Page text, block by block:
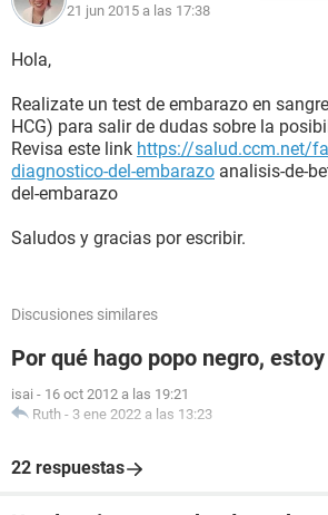
21 jun 2015 a las 17:38
Hola,
Realizate un test de embarazo en
HCG) para salir de dudas sobre la
Revisa este link https://salud.ccm.net/
diagnostico-del-embarazo analisis-de-
del-embarazo
Saludos y gracias por escribir.
Discusiones similares
Por qué hago popo negro,
isai - 16 oct 2012 a las 19:21
Ruth - 3 ene 2022 a las 13:23
22 respuestas